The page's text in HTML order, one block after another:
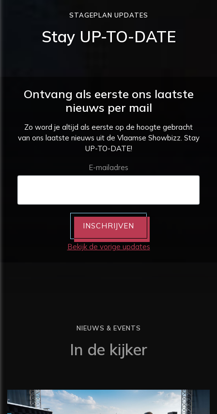
STAGEPLAN UPDATES
Stay UP-TO-DATE
Ontvang als eerste ons laatste
nieuws per mail
Zo word je altijd als eerste op de hoogte gebracht
van ons laatste nieuws uit de Vlaamse Showbizz. Stay
UP-TO-DATE!
E-mailadres
INSCHRIJVEN
Bekijk de vorige updates
NIEUWS & EVENTS
In de kijker